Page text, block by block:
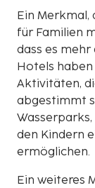
Ein Merkmal,
für Familien
dass es mehr
Hotels
Aktivitäten,
abgestimmt
den Kindern
ermöglichen.
Ein weiteres